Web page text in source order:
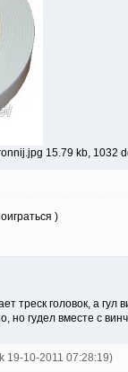
15.79 kb, 1032
)
треск головок, а гул
но гудел вместе с
19-10-2011 07:28:19)